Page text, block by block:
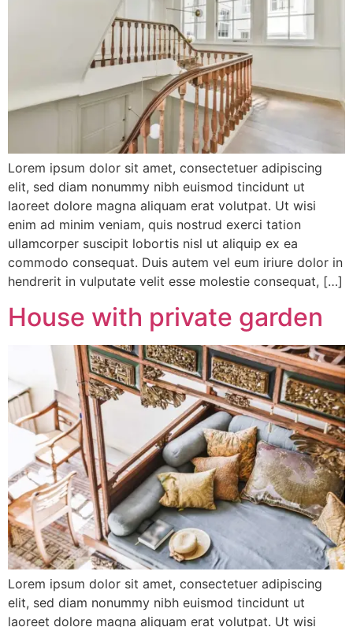
Lorem ipsum dolor sit amet, consectetuer adipiscing
elit, sed diam nonummy nibh euismod tincidunt ut
laoreet dolore magna aliquam erat volutpat. Ut wisi
enim ad minim veniam, quis nostrud exerci tation
ullamcorper suscipit lobortis nisl ut aliquip ex ea
commodo consequat. Duis autem vel eum iriure dolor in
hendrerit in vulputate velit esse molestie consequat, […]
House with private garden
Lorem ipsum dolor sit amet, consectetuer adipiscing
elit, sed diam nonummy nibh euismod tincidunt ut
laoreet dolore magna aliquam erat volutpat. Ut wisi